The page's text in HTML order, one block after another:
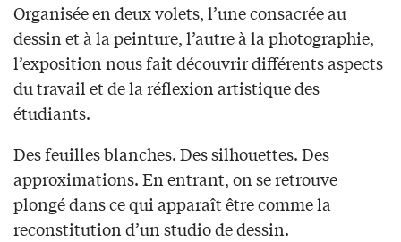
Organisée en deux volets, l’une consacrée au
dessin et à la peinture, l’autre à la photographie,
l’exposition nous fait découvrir différents aspects
du travail et de la réflexion artistique des
étudiants.
Des feuilles blanches. Des silhouettes. Des
approximations. En entrant, on se retrouve
plongé dans ce qui apparaît être comme la
reconstitution d’un studio de dessin.